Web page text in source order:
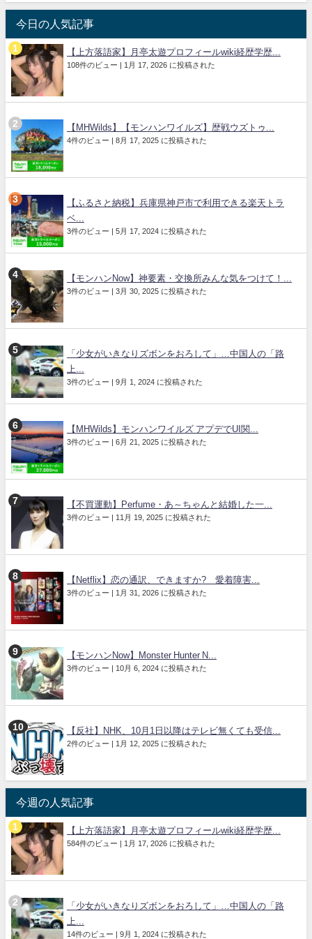
今日の人気記事
【上方落語家】月亭太遊プロフィールwiki経歴学歴...
108件のビュー | 1月 17, 2026 に投稿された
【MHWilds】【モンハンワイルズ】歴戦ウズトゥ...
4件のビュー | 8月 17, 2025 に投稿された
【ふるさと納税】兵庫県神戸市で利用できる楽天トラ
ベ...
3件のビュー | 5月 17, 2024 に投稿された
【モンハンNow】神要素・交換所みんな気をつけて！...
3件のビュー | 3月 30, 2025 に投稿された
「少女がいきなりズボンをおろして」…中国人の「路
上...
3件のビュー | 9月 1, 2024 に投稿された
【MHWilds】モンハンワイルズ アプデでUI関...
3件のビュー | 6月 21, 2025 に投稿された
【不買運動】Perfume・あ～ちゃんと結婚した一...
3件のビュー | 11月 19, 2025 に投稿された
【Netflix】恋の通訳、できますか? 愛着障害...
3件のビュー | 1月 31, 2026 に投稿された
【モンハンNow】Monster Hunter N...
3件のビュー | 10月 6, 2024 に投稿された
【反社】NHK、10月1日以降はテレビ無くても受信...
2件のビュー | 1月 12, 2025 に投稿された
今週の人気記事
【上方落語家】月亭太遊プロフィールwiki経歴学歴...
584件のビュー | 1月 17, 2026 に投稿された
「少女がいきなりズボンをおろして」…中国人の「路
上...
14件のビュー | 9月 1, 2024 に投稿された